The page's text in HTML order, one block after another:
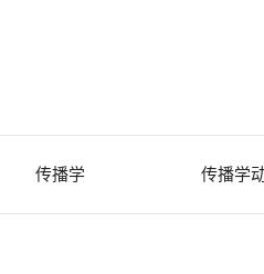
传播学 传播学